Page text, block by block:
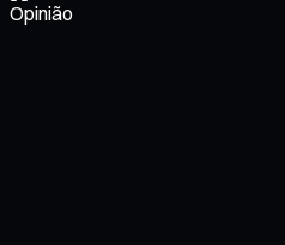
Opinião